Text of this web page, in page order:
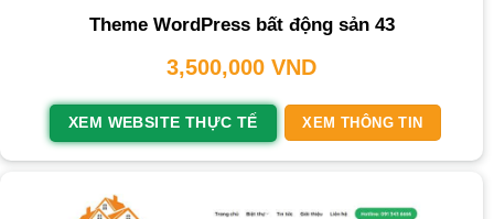
Theme WordPress bất động sản 43
3,500,000 VND
XEM WEBSITE THỰC TẾ XEM THÔNG TIN